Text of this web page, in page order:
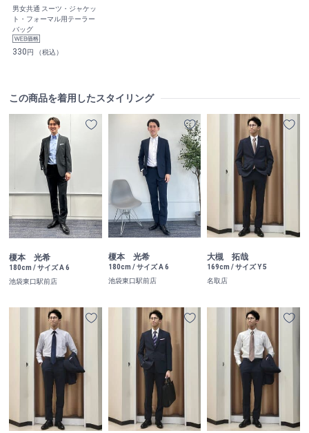
男女共通 スーツ・ジャケッ
ト・フォーマル用テーラー
バッグ
330円 （税込）
この商品を着用したスタイリング
榎本 光希
180cm / サイズ A 6
池袋東口駅前店
榎本 光希
180cm / サイズ A 6
池袋東口駅前店
大槻 拓哉
169cm / サイズ Y 5
名取店